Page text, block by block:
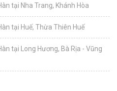
tại Nha Trang, Khánh Hòa
tại Huế, Thừa Thiên Huế
tại Long Hương, Bà Rịa - Vũng